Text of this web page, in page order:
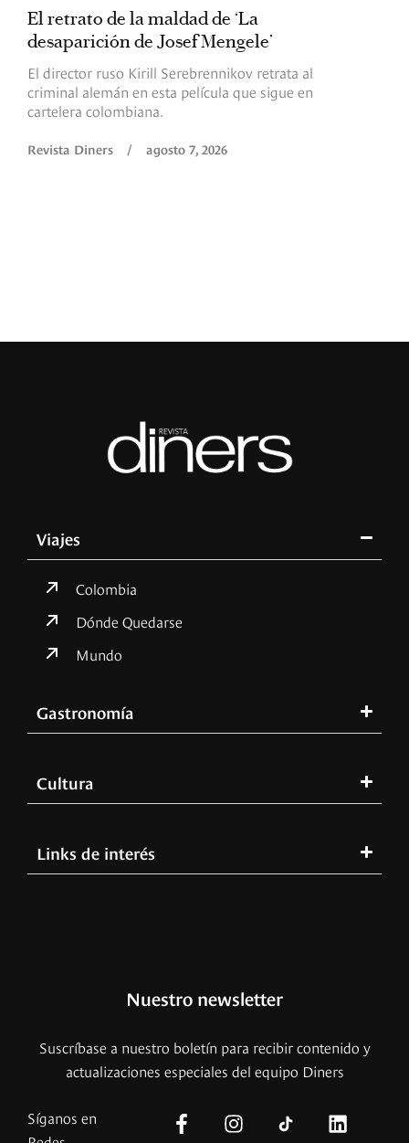
El retrato de la maldad de ‘La
desaparición de Josef Mengele’
El director ruso Kirill Serebrennikov retrata al
criminal alemán en esta película que sigue en
cartelera colombiana.
Revista Diners / agosto 7, 2026
Viajes
Colombia
Dónde Quedarse
Mundo
Gastronomía
Cultura
Links de interés
Nuestro newsletter
Suscríbase a nuestro boletín para recibir contenido y
actualizaciones especiales del equipo Diners
Síganos en